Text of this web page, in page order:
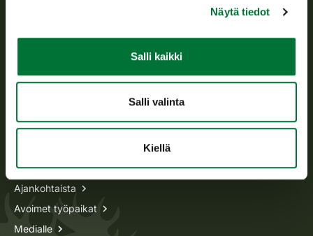
Näytä tiedot
Salli kaikki
Salli valinta
Kiellä
Metsästyskortti-asiat
Ajankohtaista
Avoimet työpaikat
Medialle